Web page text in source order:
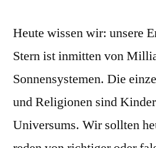
Heute wissen wir: unsere
Stern ist inmitten von
Sonnensystemen. Die
und Religionen sind
Universums. Wir sollten